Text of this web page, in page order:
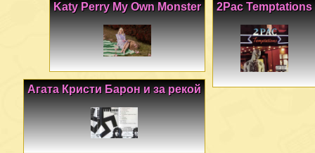
2Pac Temptations
Katy Perry My Own Monster
Агата Кристи Барон и за рекой